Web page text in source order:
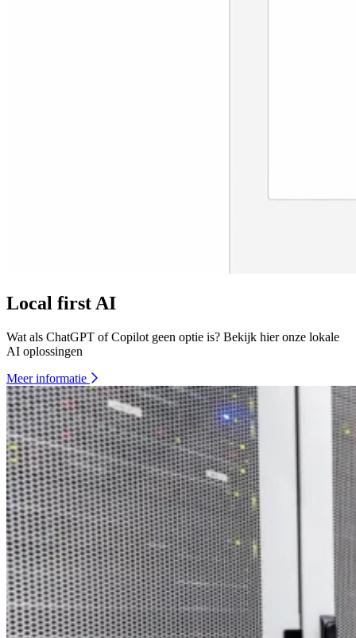
Local first AI
Wat als ChatGPT of Copilot geen optie is? Bekijk hier onze lokale
AI oplossingen
Meer informatie